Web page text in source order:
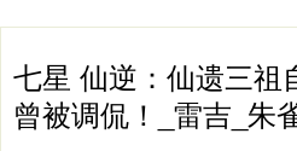
七星 仙逆：仙遗三祖
曾被调侃！_雷吉_朱